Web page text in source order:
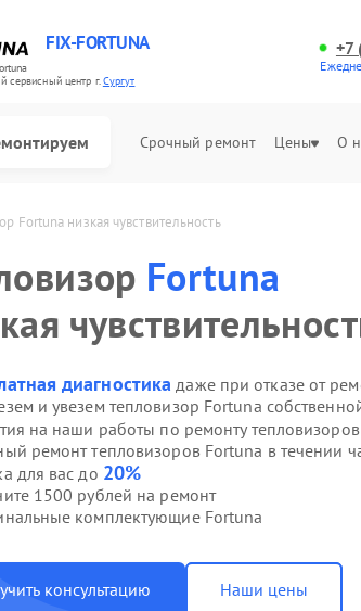
FIX-FORTUNA
cервисный центр г.Сургут
+7
Срочный ремонт Цены О
Fortuna низкая чувствительность
Fortuna
диагностика даже при отказе от
и увезем тепловизор Fortuna
на наши работы по ремонту
ремонт тепловизоров Fortuna в течении
для вас до 20%
1500 рублей на ремонт
комплектующие Fortuna
консультацию Наши цены